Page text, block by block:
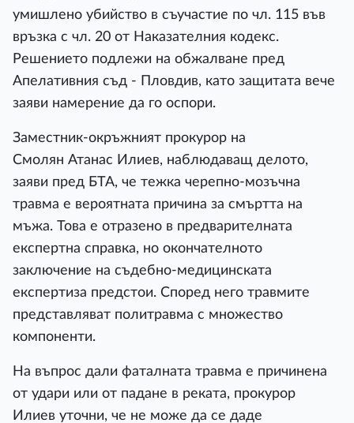
умишлено убийство в съучастие по чл. 115 във
връзка с чл. 20 от Наказателния кодекс.
Решението подлежи на обжалване пред
Апелативния съд - Пловдив, като защитата вече
заяви намерение да го оспори.
Заместник-окръжният прокурор на
Смолян Атанас Илиев, наблюдаващ делото,
заяви пред БТА, че тежка черепно-мозъчна
травма е вероятната причина за смъртта на
мъжа. Това е отразено в предварителната
експертна справка, но окончателното
заключение на съдебно-медицинската
експертиза предстои. Според него травмите
представляват политравма с множество
компоненти.
На въпрос дали фаталната травма е причинена
от удари или от падане в реката, прокурор
Илиев уточни, че не може да се даде